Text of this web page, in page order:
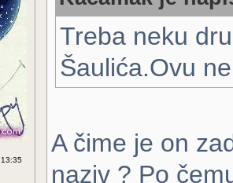
Treba neku
Šaulića.Ovu
A čime je on
naziv ? Po